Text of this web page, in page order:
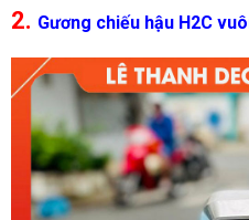
2. Gương chiếu hậu H2C